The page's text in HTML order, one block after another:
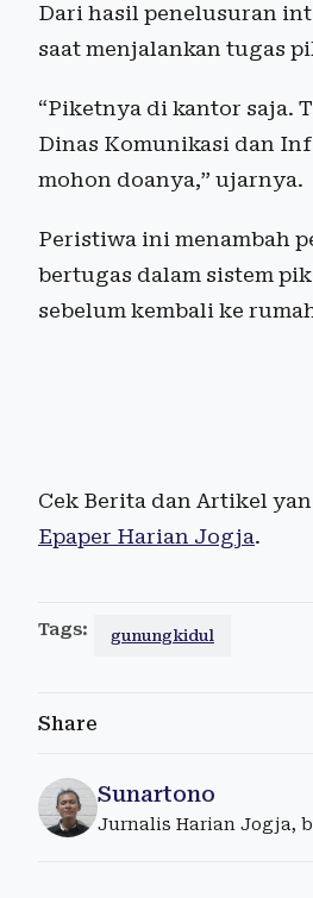
Dari hasil penelusuran
saat menjalankan tugas
“Piketnya di kantor saja.
Dinas Komunikasi dan
mohon doanya,” ujarnya.
Peristiwa ini menambah
bertugas dalam sistem
sebelum kembali ke
Cek Berita dan Artikel
Epaper Harian Jogja.
Tags: gunungkidul
Share
Sunartono
Jurnalis Harian Jogja,